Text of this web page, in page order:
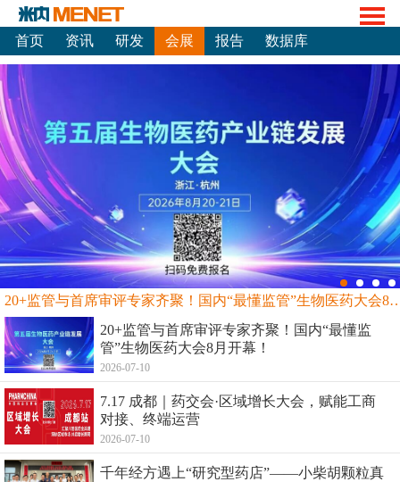
首页 资讯 研发 会展 报告 数据库
20+监管与首席审评专家齐聚！国内“最
20+监管与首席审评专家齐聚！国内“最懂监
管”生物医药大会8月开幕！
2026-07-10
7.17 成都｜药交会·区域增长大会，赋能工商
对接、终端运营
2026-07-10
千年经方遇上“研究型药店”——小柴胡颗粒真